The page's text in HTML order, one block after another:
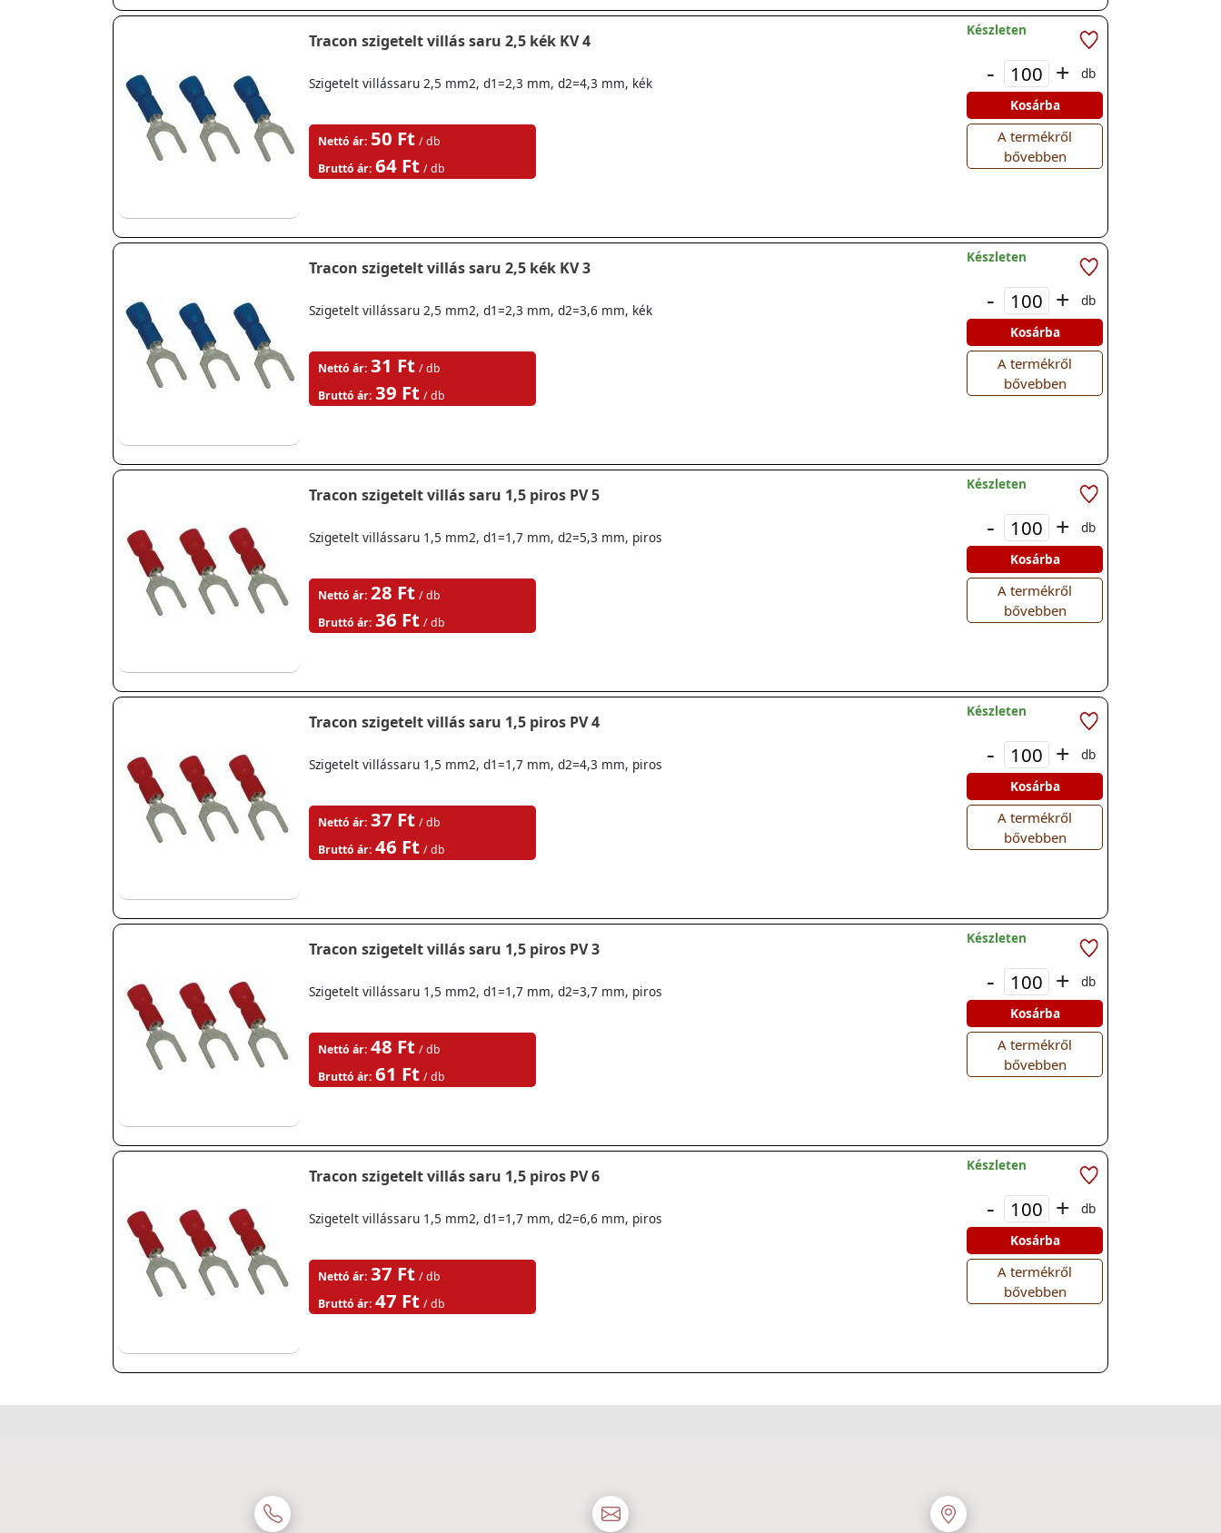
Tracon szigetelt villás saru 2,5 kék KV 4
Szigetelt villássaru 2,5 mm2, d1=2,3 mm, d2=4,3 mm, kék
Nettó ár: 50 Ft / db
Bruttó ár: 64 Ft / db
Készleten
- +
db
Kosárba
A termékről
bővebben
Tracon szigetelt villás saru 2,5 kék KV 3
Szigetelt villássaru 2,5 mm2, d1=2,3 mm, d2=3,6 mm, kék
Nettó ár: 31 Ft / db
Bruttó ár: 39 Ft / db
Készleten
- +
db
Kosárba
A termékről
bővebben
Tracon szigetelt villás saru 1,5 piros PV 5
Szigetelt villássaru 1,5 mm2, d1=1,7 mm, d2=5,3 mm, piros
Nettó ár: 28 Ft / db
Bruttó ár: 36 Ft / db
Készleten
- +
db
Kosárba
A termékről
bővebben
Tracon szigetelt villás saru 1,5 piros PV 4
Szigetelt villássaru 1,5 mm2, d1=1,7 mm, d2=4,3 mm, piros
Nettó ár: 37 Ft / db
Bruttó ár: 46 Ft / db
Készleten
- +
db
Kosárba
A termékről
bővebben
Tracon szigetelt villás saru 1,5 piros PV 3
Szigetelt villássaru 1,5 mm2, d1=1,7 mm, d2=3,7 mm, piros
Nettó ár: 48 Ft / db
Bruttó ár: 61 Ft / db
Készleten
- +
db
Kosárba
A termékről
bővebben
Tracon szigetelt villás saru 1,5 piros PV 6
Szigetelt villássaru 1,5 mm2, d1=1,7 mm, d2=6,6 mm, piros
Nettó ár: 37 Ft / db
Bruttó ár: 47 Ft / db
Készleten
- +
db
Kosárba
A termékről
bővebben